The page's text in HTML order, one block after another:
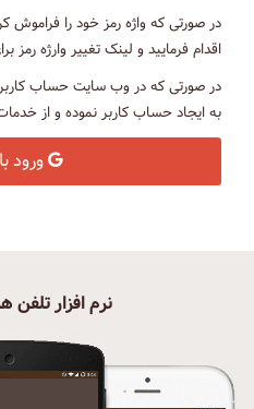
در صورتی که واژه رمز خود را فراموش
اقدام فرمایید و لینک تغییر وارژه
در صورتی که در وب سایت حساب
به ایجاد حساب کاربر نموده و از
ورود
نرم افزار تلفن